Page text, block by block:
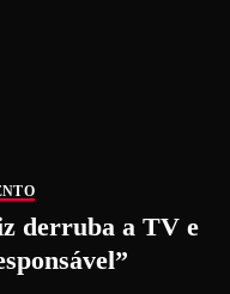
derruba a TV e